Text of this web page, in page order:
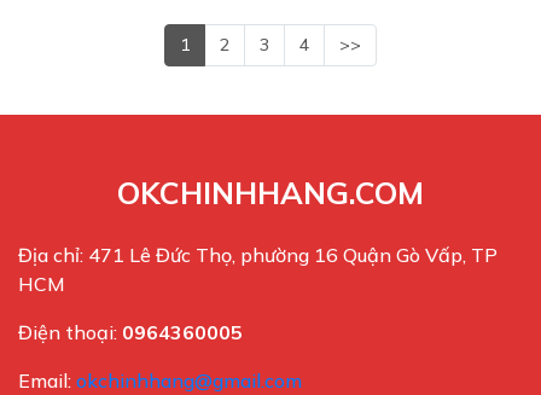
1 2 3 4 >>
OKCHINHHANG.COM
Địa chỉ: 471 Lê Đức Thọ, phường 16 Quận Gò Vấp, TP
HCM
Điện thoại: 0964360005
Email: okchinhhang@gmail.com